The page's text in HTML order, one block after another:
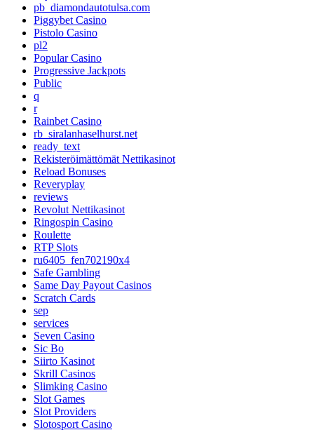
pb_diamondautotulsa.com
Piggybet Casino
Pistolo Casino
pl2
Popular Casino
Progressive Jackpots
Public
q
r
Rainbet Casino
rb_siralanhaselhurst.net
ready_text
Rekisteröimättömät Nettikasinot
Reload Bonuses
Reveryplay
reviews
Revolut Nettikasinot
Ringospin Casino
Roulette
RTP Slots
ru6405_fen702190x4
Safe Gambling
Same Day Payout Casinos
Scratch Cards
sep
services
Seven Casino
Sic Bo
Siirto Kasinot
Skrill Casinos
Slimking Casino
Slot Games
Slot Providers
Slotosport Casino